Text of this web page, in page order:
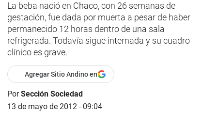
La beba nació en Chaco, con 26 semanas de
gestación, fue dada por muerta a pesar de haber
permanecido 12 horas dentro de una sala
refrigerada. Todavía sigue internada y su cuadro
clínico es grave.
Agregar Sitio Andino en
PorSección Sociedad
13 de mayo de 2012 - 09:04